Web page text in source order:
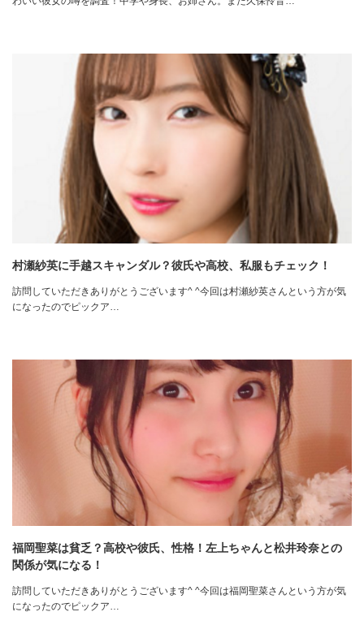
村瀬紗英に手越スキャンダル？彼氏や高校、私服もチェック！
訪問していただきありがとうございます^ ^今回は村瀬紗英さんという方が気
になったのでピックア…
福岡聖菜は貧乏？高校や彼氏、性格！左上ちゃんと松井玲奈との
関係が気になる！
訪問していただきありがとうございます^ ^今回は福岡聖菜さんという方が気
になったのでピックア…